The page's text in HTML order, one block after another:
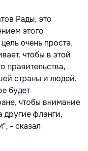
Рады, это
этого
очень проста.
чтобы в этой
правительства,
страны и людей.
будет
чтобы внимание
другие фланги,
- сказал